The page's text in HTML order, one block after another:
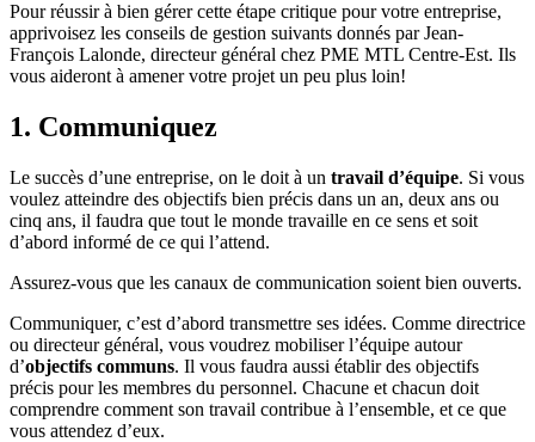
Pour réussir à bien gérer cette étape critique pour votre entreprise,
apprivoisez les conseils de gestion suivants donnés par Jean-
François Lalonde, directeur général chez PME MTL Centre-Est. Ils
vous aideront à amener votre projet un peu plus loin!
1. Communiquez
Le succès d’une entreprise, on le doit à un travail d’équipe. Si vous
voulez atteindre des objectifs bien précis dans un an, deux ans ou
cinq ans, il faudra que tout le monde travaille en ce sens et soit
d’abord informé de ce qui l’attend.
Assurez-vous que les canaux de communication soient bien ouverts.
Communiquer, c’est d’abord transmettre ses idées. Comme directrice
ou directeur général, vous voudrez mobiliser l’équipe autour
d’objectifs communs. Il vous faudra aussi établir des objectifs
précis pour les membres du personnel. Chacune et chacun doit
comprendre comment son travail contribue à l’ensemble, et ce que
vous attendez d’eux.